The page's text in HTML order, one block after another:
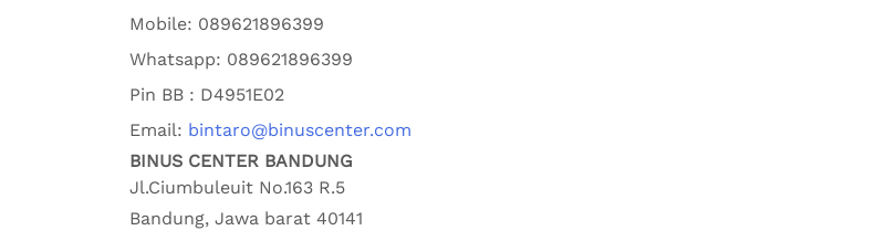
Mobile: 089621896399
Whatsapp: 089621896399
Pin BB : D4951E02
Email: bintaro@binuscenter.com
BINUS CENTER BANDUNG
Jl.Ciumbuleuit No.163 R.5
Bandung, Jawa barat 40141